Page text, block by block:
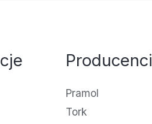
Producenci
Pramol
Tork